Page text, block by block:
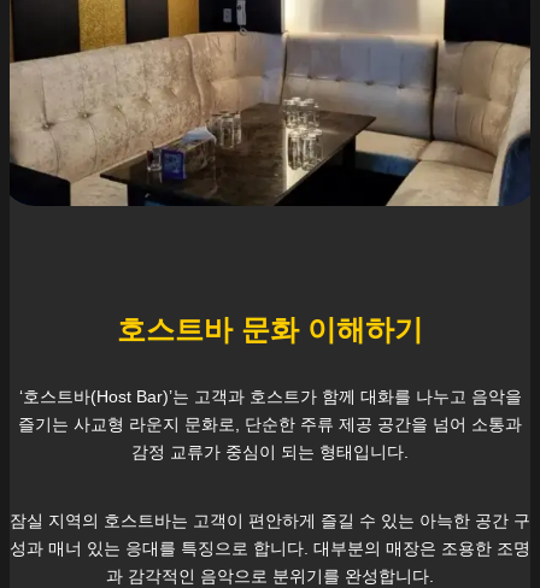
호스트바 문화 이해하기
‘호스트바(Host Bar)’는 고객과 호스트가 함께 대화를 나누고 음악을
즐기는 사교형 라운지 문화로, 단순한 주류 제공 공간을 넘어 소통과
감정 교류가 중심이 되는 형태입니다.
잠실 지역의 호스트바는 고객이 편안하게 즐길 수 있는 아늑한 공간 구
성과 매너 있는 응대를 특징으로 합니다. 대부분의 매장은 조용한 조명
과 감각적인 음악으로 분위기를 완성합니다.